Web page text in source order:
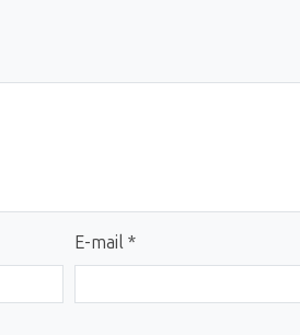
E-mail *